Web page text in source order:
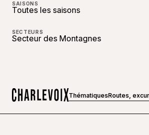
SAISONS
Toutes les saisons
SECTEURS
Secteur des Montagnes
ThématiquesRoutes,